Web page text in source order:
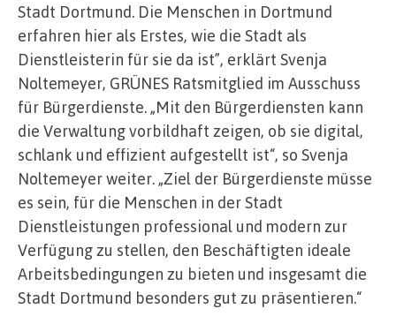
Stadt Dortmund. Die Menschen in Dortmund
erfahren hier als Erstes, wie die Stadt als
Dienstleisterin für sie da ist”, erklärt Svenja
Noltemeyer, GRÜNES Ratsmitglied im Ausschuss
für Bürgerdienste. „Mit den Bürgerdiensten kann
die Verwaltung vorbildhaft zeigen, ob sie digital,
schlank und effizient aufgestellt ist“, so Svenja
Noltemeyer weiter. „Ziel der Bürgerdienste müsse
es sein, für die Menschen in der Stadt
Dienstleistungen professional und modern zur
Verfügung zu stellen, den Beschäftigten ideale
Arbeitsbedingungen zu bieten und insgesamt die
Stadt Dortmund besonders gut zu präsentieren.“